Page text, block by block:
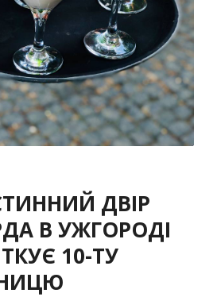
ДВІР
В УЖГОРОДІ
10-ТУ